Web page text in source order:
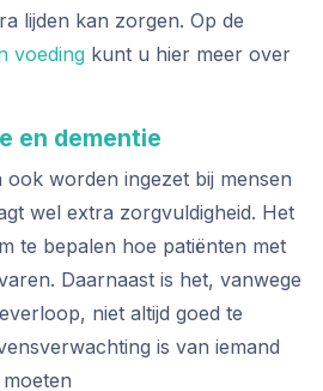
lijden kan zorgen. Op de
voeding kunt u hier meer over
en dementie
ook worden ingezet bij mensen
wel extra zorgvuldigheid. Het
te bepalen hoe patiënten met
Daarnaast is het, vanwege
niet altijd goed te
is van iemand